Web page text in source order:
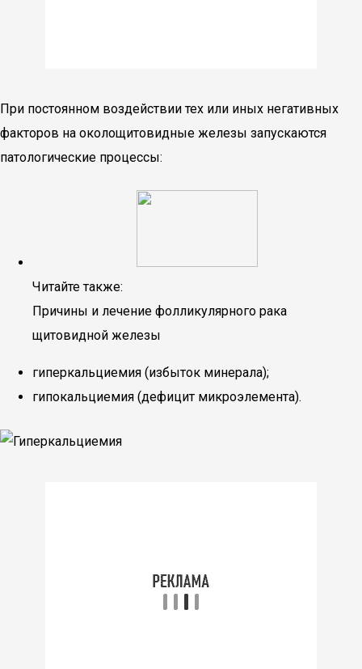
При постоянном воздействии тех или иных негативных
факторов на околощитовидные железы запускаются
патологические процессы:
Читайте также:
Причины и лечение фолликулярного рака
щитовидной железы
гиперкальциемия (избыток минерала);
гипокальциемия (дефицит микроэлемента).